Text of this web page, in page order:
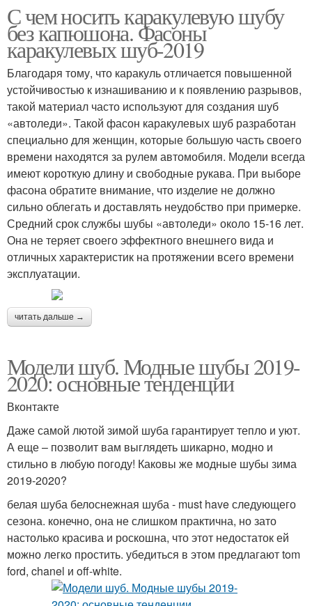
С чем носить каракулевую шубу
без капюшона. Фасоны
каракулевых шуб-2019
Благодаря тому, что каракуль отличается повышенной
устойчивостью к изнашиванию и к появлению разрывов,
такой материал часто используют для создания шуб
«автоледи». Такой фасон каракулевых шуб разработан
специально для женщин, которые большую часть своего
времени находятся за рулем автомобиля. Модели всегда
имеют короткую длину и свободные рукава. При выборе
фасона обратите внимание, что изделие не должно
сильно облегать и доставлять неудобство при примерке.
Средний срок службы шубы «автоледи» около 15-16 лет.
Она не теряет своего эффектного внешнего вида и
отличных характеристик на протяжении всего времени
эксплуатации.
читать дальше →
Модели шуб. Модные шубы 2019-
2020: основные тенденции
Вконтакте
Даже самой лютой зимой шуба гарантирует тепло и уют.
А еще – позволит вам выглядеть шикарно, модно и
стильно в любую погоду! Каковы же модные шубы зима
2019-2020?
белая шуба белоснежная шуба - must have следующего
сезона. конечно, она не слишком практична, но зато
настолько красива и роскошна, что этот недостаток ей
можно легко простить. убедиться в этом предлагают tom
ford, chanel и off-white.